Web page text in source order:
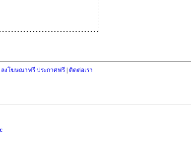
ลงโฆษณาฟรี ประกาศฟรี| ติดต่อเรา